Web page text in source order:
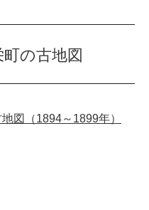
の古地図
図（1894～1899年）